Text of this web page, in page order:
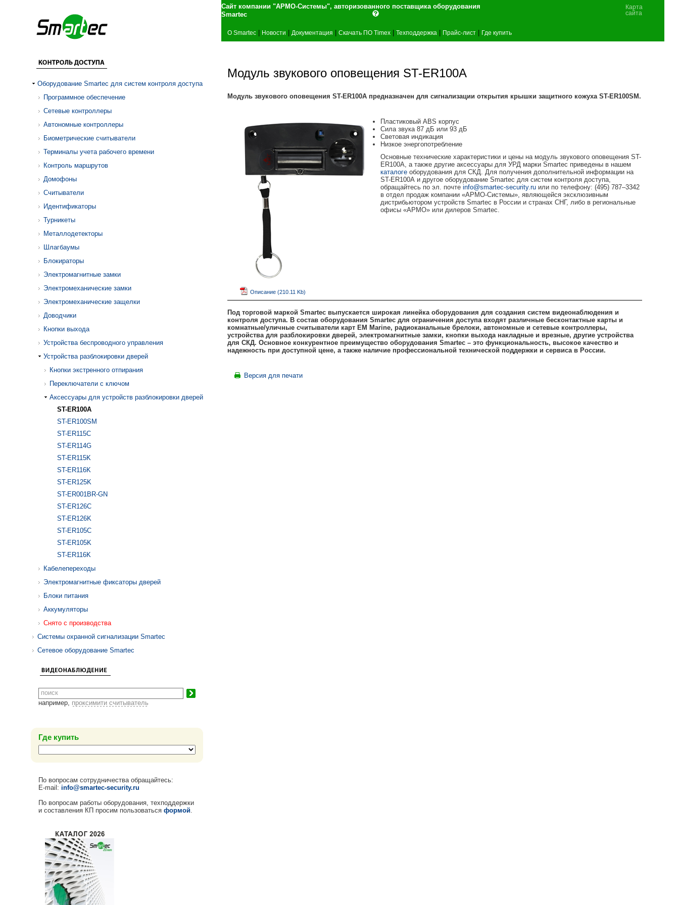
Сайт компании "АРМО-Системы", авторизованного поставщика оборудования
Smartec
Карта
сайта
О Smartec Новости Документация Скачать ПО Timex Техподдержка Прайс-лист Где купить
Оборудование Smartec для систем контроля доступа
Программное обеспечение
Сетевые контроллеры
Автономные контроллеры
Биометрические считыватели
Терминалы учета рабочего времени
Контроль маршрутов
Домофоны
Считыватели
Идентификаторы
Турникеты
Металлодетекторы
Шлагбаумы
Блокираторы
Электромагнитные замки
Электромеханические замки
Электромеханические защелки
Доводчики
Кнопки выхода
Устройства беспроводного управления
Устройства разблокировки дверей
Кнопки экстренного отпирания
Переключатели с ключом
Аксессуары для устройств разблокировки дверей
ST-ER100A
ST-ER100SM
ST-ER115C
ST-ER114G
ST-ER115K
ST-ER116K
ST-ER125K
ST-ER001BR-GN
ST-ER126C
ST-ER126K
ST-ER105C
ST-ER105K
ST-ER116K
Кабелепереходы
Электромагнитные фиксаторы дверей
Блоки питания
Аккумуляторы
Снято с производства
Системы охранной сигнализации Smartec
Сетевое оборудование Smartec
например, проксимити считыватель
Где купить
По вопросам сотрудничества обращайтесь:
E-mail: info@smartec-security.ru
По вопросам работы оборудования, техподдержки
и составления КП просим пользоваться формой
Модуль звукового оповещения ST-ER100A
Модуль звукового оповещения ST-ER100A предназначен для сигнализации открытия крышки защитного кожуха ST-ER100SM.
Пластиковый ABS корпус
Сила звука 87 дБ или 93 дБ
Световая индикация
Низкое энергопотребление
Основные технические характеристики и цены на модуль звукового оповещения ST-
ER100A, а также другие аксессуары для УРД марки Smartec приведены в нашем
каталоге оборудования для СКД. Для получения дополнительной информации на
ST-ER100A и другое оборудование Smartec для систем контроля доступа,
обращайтесь по эл. почте info@smartec-security.ru или по телефону: (495) 787–3342
в отдел продаж компании «АРМО-Системы», являющейся эксклюзивным
дистрибьютором устройств Smartec в России и странах СНГ, либо в региональные
офисы «АРМО» или дилеров Smartec.
Описание (210.11 Kb)
Под торговой маркой Smartec выпускается широкая линейка оборудования для создания систем видеонаблюдения и
контроля доступа. В состав оборудования Smartec для ограничения доступа входят различные бесконтактные карты и
комнатные/уличные считыватели карт EM Marine, радиоканальные брелоки, автономные и сетевые контроллеры,
устройства для разблокировки дверей, электромагнитные замки, кнопки выхода накладные и врезные, другие устройства
для СКД. Основное конкурентное преимущество оборудования Smartec – это функциональность, высокое качество и
надежность при доступной цене, а также наличие профессиональной технической поддержки и сервиса в России.
Версия для печати